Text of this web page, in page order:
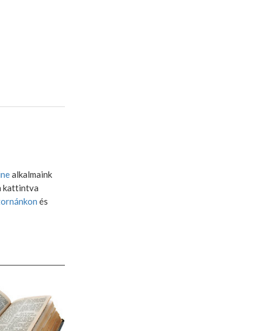
alkalmaink
kattintva
és